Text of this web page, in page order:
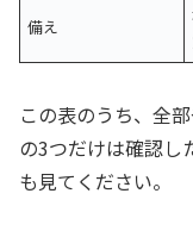
備え
この表のうち、全
の3つだけは確認し
も見てください。